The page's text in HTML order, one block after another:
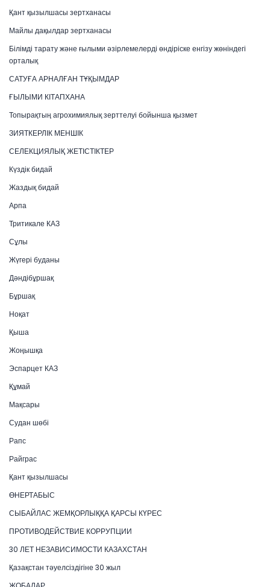
Қант қызылшасы зертханасы
Майлы дақылдар зертханасы
Білімді тарату және ғылыми әзірлемелерді өндіріске енгізу жөніндегі
орталық
САТУҒА АРНАЛҒАН ТҰҚЫМДАР
ҒЫЛЫМИ КІТАПХАНА
Топырақтың агрохимиялық зерттелуі бойынша қызмет
ЗИЯТКЕРЛІК МЕНШІК
СЕЛЕКЦИЯЛЫҚ ЖЕТІСТІКТЕР
Күздік бидай
Жаздық бидай
Арпа
Тритикале КАЗ
Сұлы
Жүгері буданы
Дәндібұршақ
Бұршақ
Ноқат
Қыша
Жоңышқа
Эспарцет КАЗ
Құмай
Мақсары
Судан шөбі
Рапс
Райграс
Қант қызылшасы
ӨНЕРТАБЫС
СЫБАЙЛАС ЖЕМҚОРЛЫҚҚА ҚАРСЫ КҮРЕС
ПРОТИВОДЕЙСТВИЕ КОРРУПЦИИ
30 ЛЕТ НЕЗАВИСИМОСТИ КАЗАХСТАН
Қазақстан тәуелсіздігіне 30 жыл